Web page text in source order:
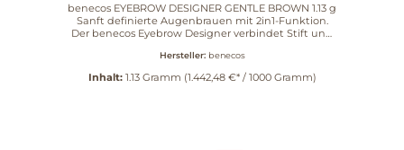
benecos EYEBROW DESIGNER GENTLE BROWN 1.13 g
Sanft definierte Augenbrauen mit 2in1-Funktion.
Der benecos Eyebrow Designer verbindet Stift und
Brauenbogen zu betonen, kleine Lücken
aufzufüllen und ein gepflegtes Ergebnis zu erzielen.
Vorteile 2in1: präziser Stift plus Bürstchen für
Hersteller: benecos
Inhalt: 1.13 Gramm (1.442,48 €* / 1000 Gramm)